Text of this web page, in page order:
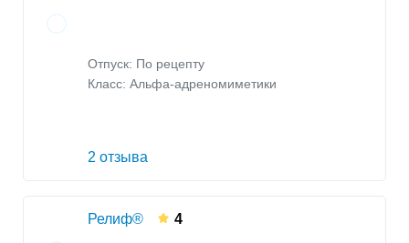
Отпуск: По рецепту
Класс: Альфа-адреномиметики
2 отзыва
Релиф® 4